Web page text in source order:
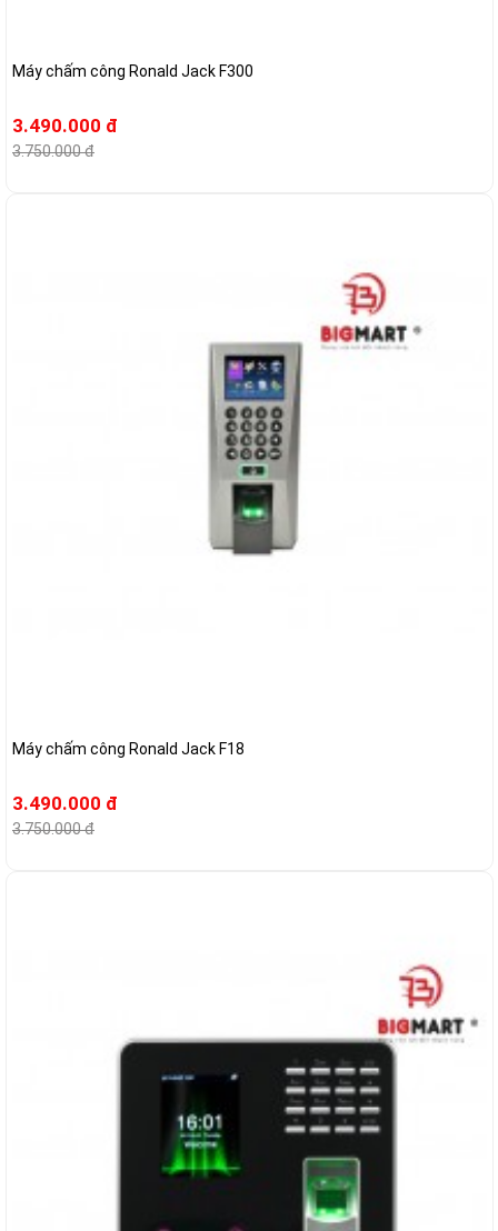
Máy chấm công Ronald Jack F300
3.490.000 đ
3.750.000 đ
Máy chấm công Ronald Jack F18
3.490.000 đ
3.750.000 đ